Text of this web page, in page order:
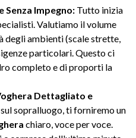
Senza Impegno: Tutto inizia
Valutiamo il volume
degli ambienti (scale strette,
particolari. Questo ci
completo e di proporti la
Dettagliato e
sopralluogo, ti forniremo un
chiaro, voce per voce.